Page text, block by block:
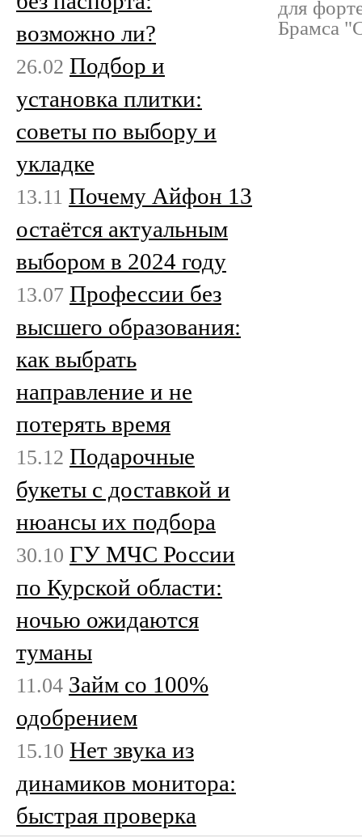
для
Брамса
возможно ли?
26.02 Подбор и
установка плитки:
советы по выбору и
укладке
13.11 Почему Айфон 13
остаётся актуальным
выбором в 2024 году
13.07 Профессии без
высшего образования:
как выбрать
направление и не
потерять время
15.12 Подарочные
букеты с доставкой и
нюансы их подбора
30.10 ГУ МЧС России
по Курской области:
ночью ожидаются
туманы
11.04 Займ со 100%
одобрением
15.10 Нет звука из
динамиков монитора:
быстрая проверка